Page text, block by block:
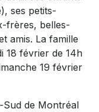
ses petits-
frères, belles-
amis. La famille
18 février de 14h
19 février
de Montréal